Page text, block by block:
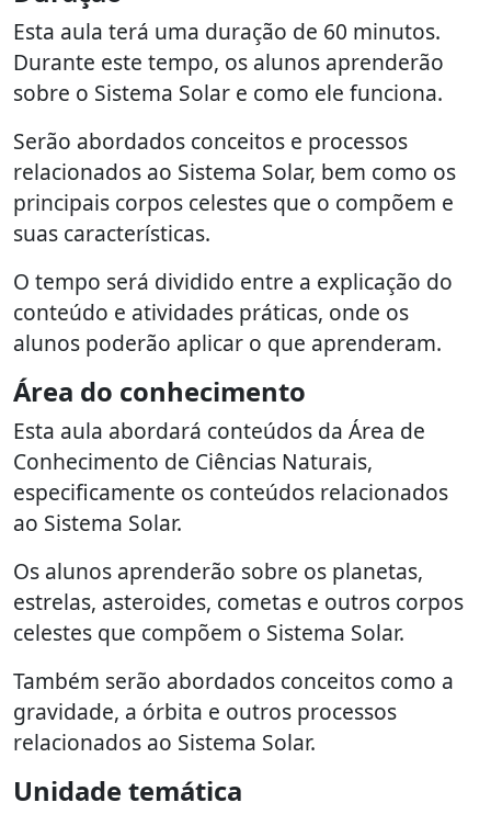
Esta aula terá uma duração de 60 minutos.
Durante este tempo, os alunos aprenderão
sobre o Sistema Solar e como ele funciona.
Serão abordados conceitos e processos
relacionados ao Sistema Solar, bem como os
principais corpos celestes que o compõem e
suas características.
O tempo será dividido entre a explicação do
conteúdo e atividades práticas, onde os
alunos poderão aplicar o que aprenderam.
Área do conhecimento
Esta aula abordará conteúdos da Área de
Conhecimento de Ciências Naturais,
especificamente os conteúdos relacionados
ao Sistema Solar.
Os alunos aprenderão sobre os planetas,
estrelas, asteroides, cometas e outros corpos
celestes que compõem o Sistema Solar.
Também serão abordados conceitos como a
gravidade, a órbita e outros processos
relacionados ao Sistema Solar.
Unidade temática